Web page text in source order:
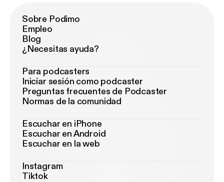
Sobre Podimo
Empleo
Blog
¿Necesitas ayuda?
Para podcasters
Iniciar sesión como podcaster
Preguntas frecuentes de Podcaster
Normas de la comunidad
Escuchar en iPhone
Escuchar en Android
Escuchar en la web
Instagram
Tiktok